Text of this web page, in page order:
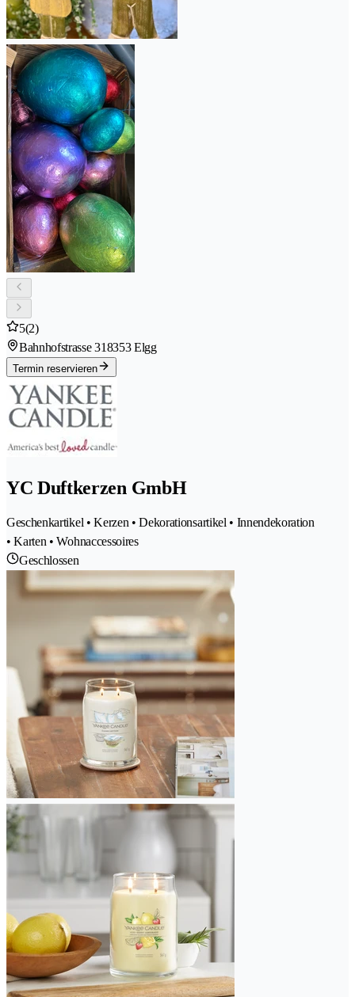
5(2)
Bahnhofstrasse 318353 Elgg
Termin reservieren
YC Duftkerzen GmbH
Geschenkartikel • Kerzen • Dekorationsartikel • Innendekoration
• Karten • Wohnaccessoires
Geschlossen